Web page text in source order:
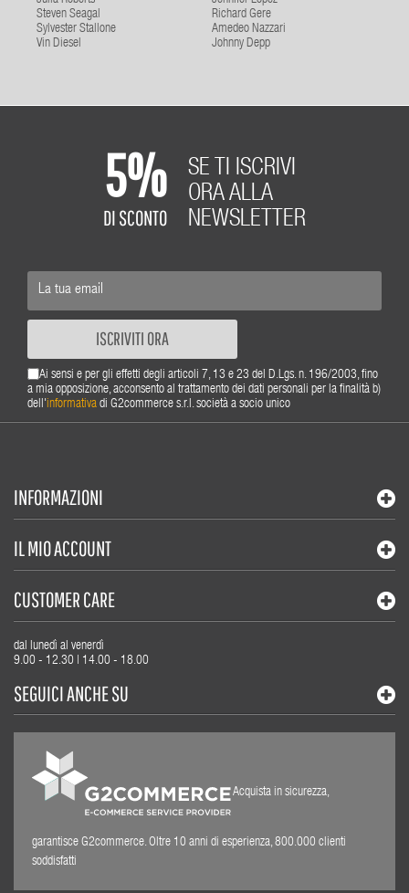
Steven Seagal
Richard Gere
Sylvester Stallone
Amedeo Nazzari
Vin Diesel
Johnny Depp
5%
DI SCONTO
SE TI ISCRIVI
ORA ALLA
NEWSLETTER
ISCRIVITI ORA
Ai sensi e per gli effetti degli articoli 7, 13 e 23 del D.Lgs. n. 196/2003, fino
a mia opposizione, acconsento al trattamento dei dati personali per la finalità b)
dell'informativa di G2commerce s.r.l. società a socio unico
INFORMAZIONI
IL MIO ACCOUNT
CUSTOMER CARE
dal lunedì al venerdì
9.00 - 12.30 | 14.00 - 18.00
SEGUICI ANCHE SU
Acquista in sicurezza,
garantisce G2commerce. Oltre 10 anni di esperienza, 800.000 clienti
soddisfatti